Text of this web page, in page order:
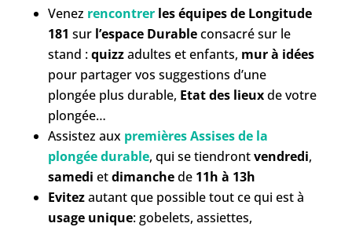
Venez rencontrerles équipes de Longitude
181 sur l’espace Durableconsacré sur le
stand :quizzadultes et enfants, mur à idées
pour partager vos suggestions d’une
plongée plus durable, Etat des lieuxde votre
plongée…
Assistez aux premières Assises de la
plongée durable, qui se tiendrontvendredi,
samedi etdimanchede 11h à 13h
Evitezautant que possible tout ce qui est à
usage unique: gobelets, assiettes,